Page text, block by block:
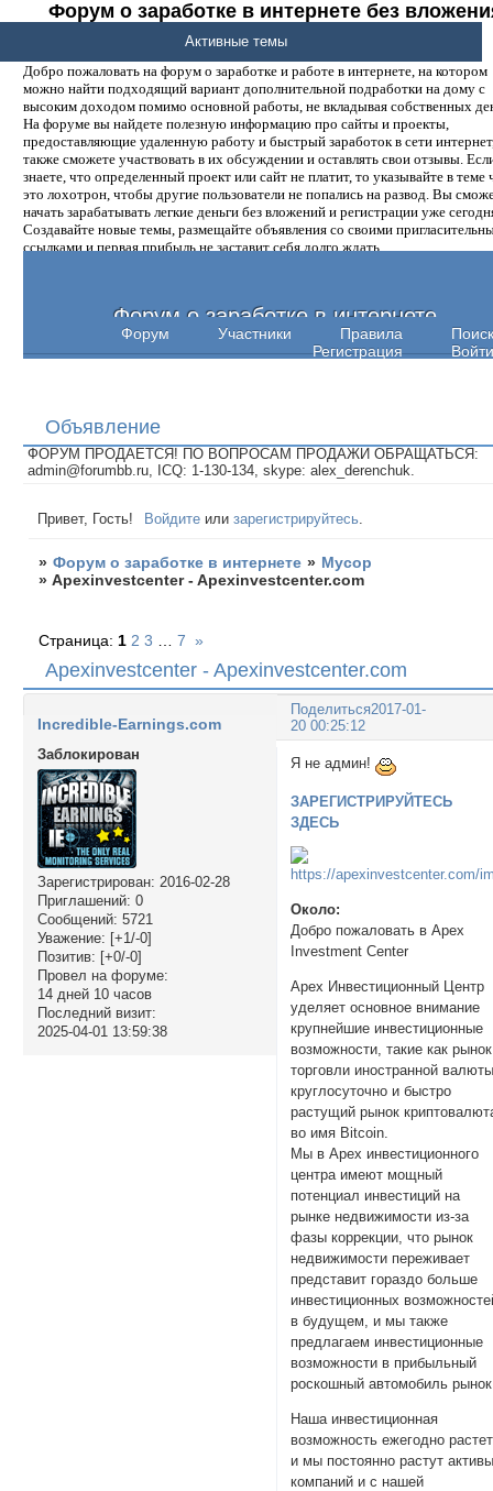
Форум о заработке в интернете без
денег.
Добро пожаловать на форум о заработке и работе в интернете, на котором
можно найти подходящий вариант дополнительной подработки на дому с
высоким доходом помимо основной работы, не вкладывая собственных
На форуме вы найдете полезную информацию про сайты и проекты,
предоставляющие удаленную работу и быстрый заработок в сети
также сможете участвовать в их обсуждении и оставлять свои отзывы.
знаете, что определенный проект или сайт не платит, то указывайте в теме
это лохотрон, чтобы другие пользователи не попались на развод. Вы
начать зарабатывать легкие деньги без вложений и регистрации уже
Создавайте новые темы, размещайте объявления со своими
ссылками и первая прибыль не заставит себя долго ждать.
Форум о заработке в интернете
Форум Участники Правила
Поиск
Регистрация
Войти
Активные темы
Объявление
ФОРУМ ПРОДАЕТСЯ! ПО ВОПРОСАМ ПРОДАЖИ ОБРАЩАТЬСЯ:
admin@forumbb.ru, ICQ: 1-130-134, skype: alex_derenchuk.
Привет, Гость! Войдите илизарегистрируйтесь
» Форум о заработке в интернете » Мусор
»Apexinvestcenter - Apexinvestcenter.com
Apexinvestcenter - Apexinvestcenter.com
Страница: 1 2 3 7 »
Поделиться2017-01-
20 00:25:12
Incredible-Earnings.com
Заблокирован
Зарегистрирован: 2016-02-28
Приглашений: 0
Сообщений: 5721
Уважение: [+1/-0]
Позитив: [+0/-0]
Провел на форуме:
14 дней 10 часов
Последний визит:
2025-04-01 13:59:38
Я не админ!
ЗАРЕГИСТРИРУЙТЕСЬ
ЗДЕСЬ
Около:
Добро пожаловать в Apex
Investment Center
Apex Инвестиционный Центр
уделяет основное внимание
крупнейшие инвестиционные
возможности, такие как рынок
торговли иностранной
круглосуточно и быстро
растущий рынок
во имя Bitcoin.
Мы в Apex инвестиционного
центра имеют мощный
потенциал инвестиций на
рынке недвижимости из-за
фазы коррекции, что рынок
недвижимости переживает
представит гораздо больше
инвестиционных
в будущем, и мы также
предлагаем инвестиционные
возможности в прибыльный
роскошный автомобиль
Наша инвестиционная
возможность ежегодно
и мы постоянно растут
компаний и с нашей